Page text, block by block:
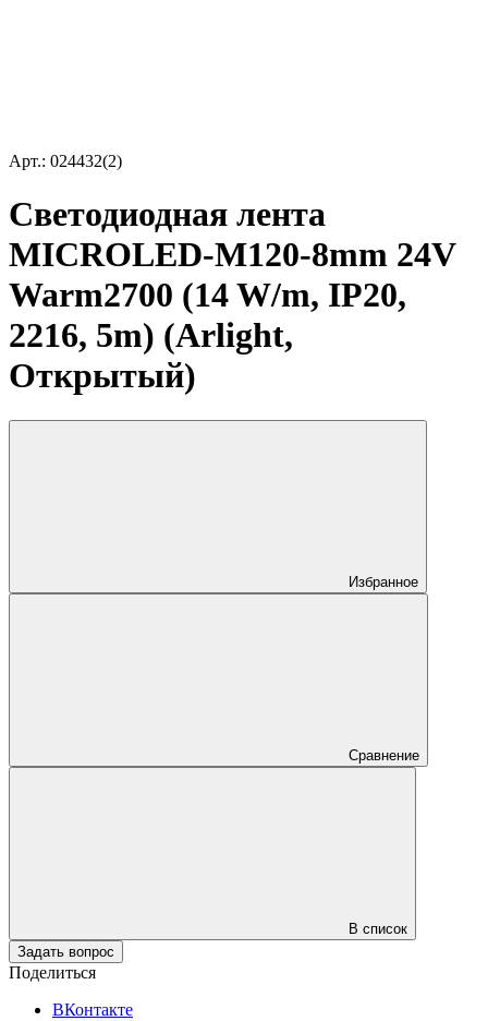
Арт.: 024432(2)
Светодиодная лента
MICROLED-M120-8mm 24V
Warm2700 (14 W/m, IP20,
2216, 5m) (Arlight,
Открытый)
Избранное
Сравнение
В список
Задать вопрос
Поделиться
ВКонтакте